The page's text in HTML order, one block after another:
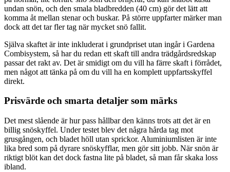
undan snön, och den smala bladbredden (40 cm) gör det lätt att
komma åt mellan stenar och buskar. På större uppfarter märker man
dock att det tar fler tag när mycket snö fallit.
Själva skaftet är inte inkluderat i grundpriset utan ingår i Gardena
Combisystem, så har du redan ett skaft till andra trädgårdsredskap
passar det rakt av. Det är smidigt om du vill ha färre skaft i förrådet,
men något att tänka på om du vill ha en komplett uppfartsskyffel
direkt.
Prisvärde och smarta detaljer som märks
Det mest slående är hur pass hållbar den känns trots att det är en
billig snöskyffel. Under testet blev det några hårda tag mot
grusgången, och bladet höll utan sprickor. Aluminiumlisten är inte
lika bred som på dyrare snöskyfflar, men gör sitt jobb. När snön är
riktigt blöt kan det dock fastna lite på bladet, så man får skaka loss
ibland.